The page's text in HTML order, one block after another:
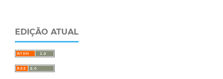
EDIÇÃO ATUAL